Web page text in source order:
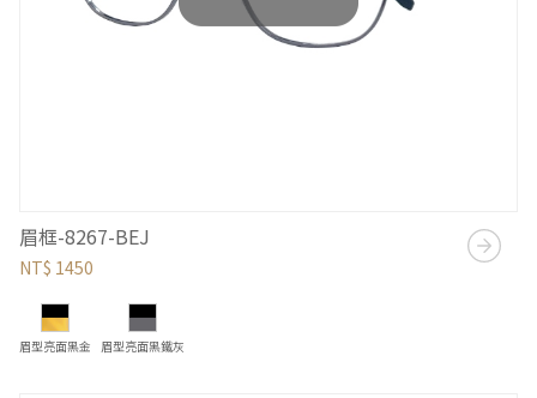
眉框-8267-BEJ
NT$ 1450
眉型亮面黑金 眉型亮面黑鐵灰